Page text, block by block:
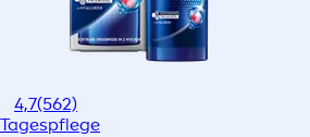
4,7(562)
Tagespflege